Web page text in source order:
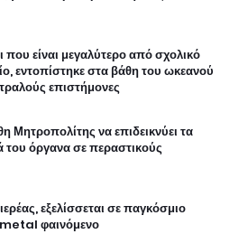
που είναι μεγαλύτερο από σχολικό
εντοπίστηκε στα βάθη του ωκεανού
επιστήμονες
Μητροπολίτης να επιδεικνύει τα
του όργανα σε περαστικούς
εξελίσσεται σε παγκόσμιο
φαινόμενο